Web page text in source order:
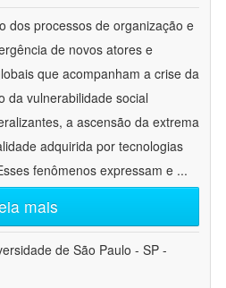
dos processos de organização e
de novos atores e
que acompanham a crise da
da vulnerabilidade social
a ascensão da extrema
adquirida por tecnologias
fenômenos expressam e ...
mais
de São Paulo - SP -